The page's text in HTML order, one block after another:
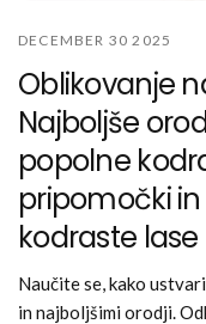
DECEMBER 30 2025
Oblikovanje
Najboljše
popolne
pripomočki
kodraste lase
Naučite se, kako
in najboljšimi orodji.